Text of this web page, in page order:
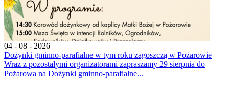
04 - 08 - 2026
Dożynki gminno-parafialne w tym roku zagoszczą w Pożarowie
Wraz z pozostałymi organizatorami zapraszamy 29 sierpnia do
Pożarowa na Dożynki gminno-parafialne...